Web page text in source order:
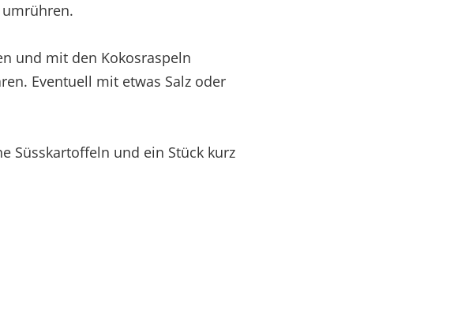
und mit den Kokosraspeln
Eventuell mit etwas Salz oder
Süsskartoffeln und ein Stück kurz